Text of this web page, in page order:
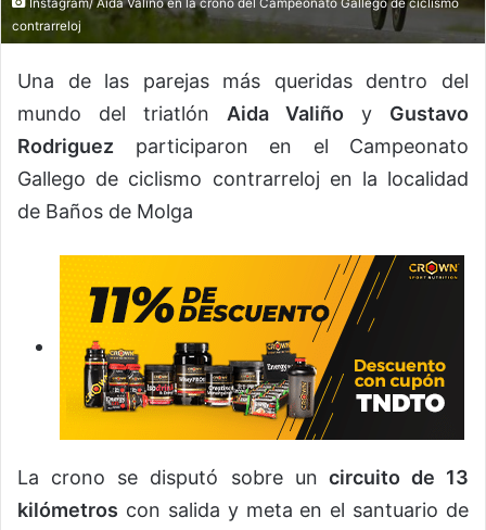
Instagram/ Aida Valiño en la crono del Campeonato Gallego de ciclismo
contrarreloj
Una de las parejas más queridas dentro del
mundo del triatlón Aida Valiño y Gustavo
Rodriguez participaron en el Campeonato
Gallego de ciclismo contrarreloj en la localidad
de Baños de Molga
La crono se disputó sobre un circuito de 13
kilómetros con salida y meta en el santuario de